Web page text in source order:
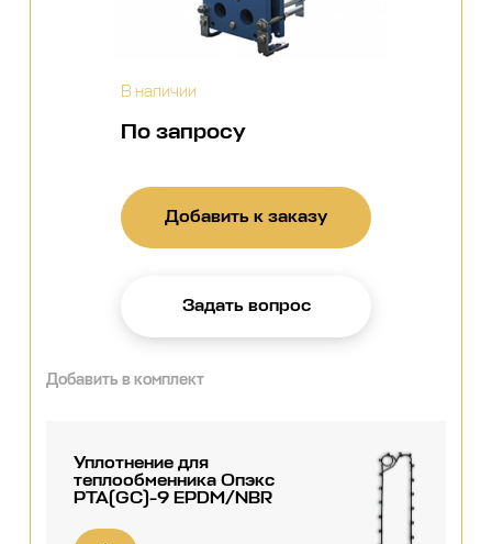
В наличии
По запросу
Добавить к заказу
Задать вопрос
Добавить в комплект
Уплотнение для
теплообменника Опэкс
РТА(GC)-9 EPDM/NBR